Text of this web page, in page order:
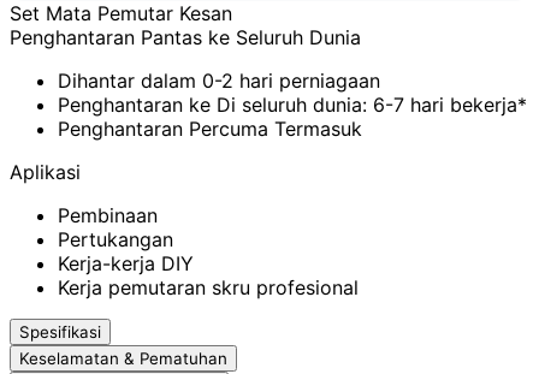
Set Mata Pemutar Kesan
Penghantaran Pantas ke Seluruh Dunia
Dihantar dalam 0-2 hari perniagaan
Penghantaran ke Di seluruh dunia: 6-7 hari bekerja*
Penghantaran Percuma Termasuk
Aplikasi
Pembinaan
Pertukangan
Kerja-kerja DIY
Kerja pemutaran skru profesional
Spesifikasi
Keselamatan & Pematuhan